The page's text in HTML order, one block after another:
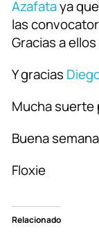
Azafataya
las
Gracias a
Y gracias
Mucha suerte
Buena
Floxie
Relacionado